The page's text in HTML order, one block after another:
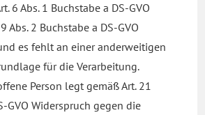
6 Abs. 1 Buchstabe a DS-GVO
Abs. 2 Buchstabe a DS-GVO
es fehlt an einer anderweitigen
für die Verarbeitung.
Person legt gemäß Art. 21
GVO Widerspruch gegen die